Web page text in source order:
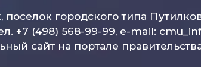
поселок городского типа
+7 (498) 568-99-99, e-mail:
сайт на портале